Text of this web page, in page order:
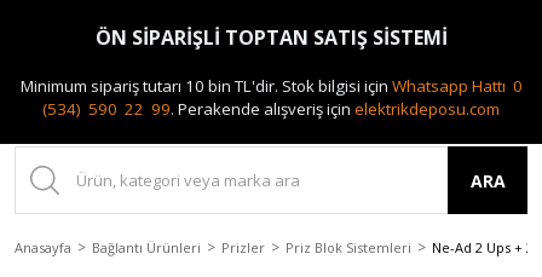
0(212) 240 87 88
ARA
Anasayfa Bağlantı Ürünleri Prizler Priz Blok Sistemleri Ne-Ad 2 Ups + 2
ÖN SİPARİŞLİ TOPTAN SATIŞ SİSTEMİ
Minimum sipariş tutarı 10 bin TL'dir. Stok bilgisi için Whatsapp Hattı 0
(534) 590 22 99. Perakende alışveriş için elektrikdeposu.com